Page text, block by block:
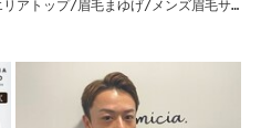
アトップ/眉毛まゆげ/メンズ眉毛サ